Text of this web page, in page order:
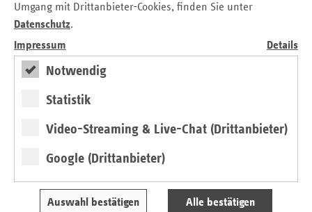
Umgang mit Drittanbieter-Cookies, finden Sie unter
Datenschutz.
Impressum
Details
Notwendig
Statistik
Video-Streaming & Live-Chat (Drittanbieter)
Google (Drittanbieter)
Auswahl bestätigen Alle bestätigen
einsparen."
Diese Pressemitteilung wurde veröffentlicht:
AOK Baden-Württemberg, Stuttgart
IKK Baden-Württemberg und Hessen, Ludwigsburg
BKK Landesverband Baden-Württemberg, Kornwestheim
LKK Baden-Württemberg, Stuttgart
Knappschaft, Regionaldirektion München
Verband der Ersatzkassen Baden-Württemberg (vdek),
Stuttgart